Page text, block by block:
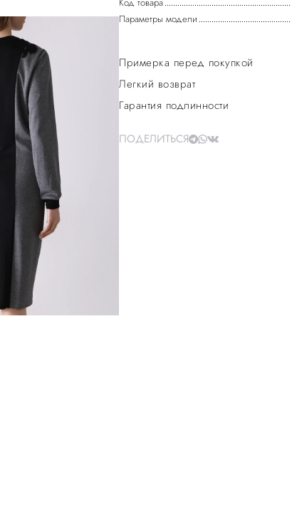
Параметры модели
Примерка перед покупкой
Легкий возврат
Гарантия подлинности
ПОДЕЛИТЬСЯ